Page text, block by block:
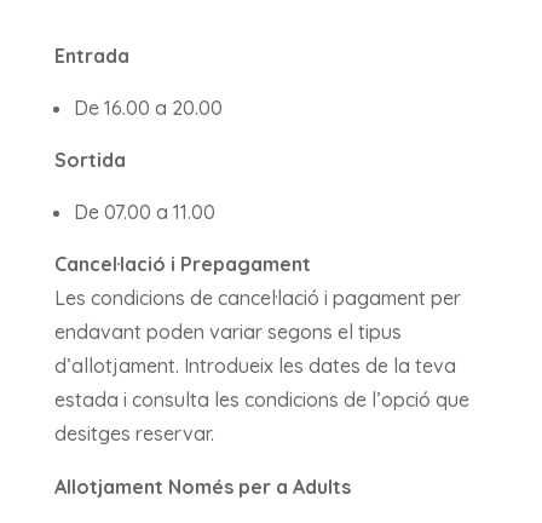
Entrada
De 16.00 a 20.00
Sortida
De 07.00 a 11.00
Cancel·lació i Prepagament
Les condicions de cancel·lació i pagament per
endavant poden variar segons el tipus
d’allotjament. Introdueix les dates de la teva
estada i consulta les condicions de l’opció que
desitges reservar.
Allotjament Només per a Adults